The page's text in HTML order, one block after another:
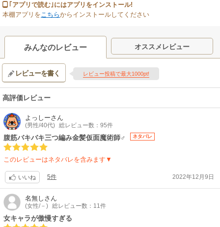
｢アプリで読む｣にはアプリをインストール!
本棚アプリを こちらからインストールしてください
みんなのレビュー オススメレビュー
レビューを書く レビュー投稿で最大1000pt!
高評価レビュー
よっしーさん
(男性/40代) 総レビュー数：95件
腹筋バキバキ三つ編み金髪仮面魔術師♂ ネタバレ
このレビューはネタバレを含みます▼
いいね 5件 2022年12月9日
名無し さん
(女性/－) 総レビュー数：11件
女キャラが傲慢すぎる